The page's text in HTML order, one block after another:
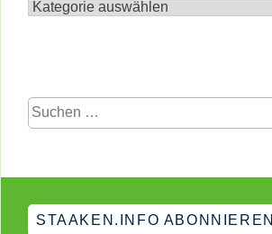
nach
Suchen
nach:
STAAKEN.INFO ABONNIEREN